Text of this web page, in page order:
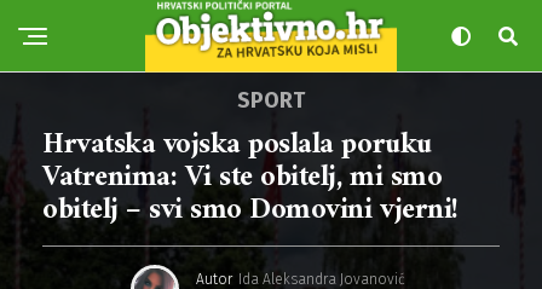
SPORT
Hrvatska vojska poslala poruku
Vatrenima: Vi ste obitelj, mi smo
obitelj – svi smo Domovini vjerni!
Autor Ida Aleksandra Jovanović